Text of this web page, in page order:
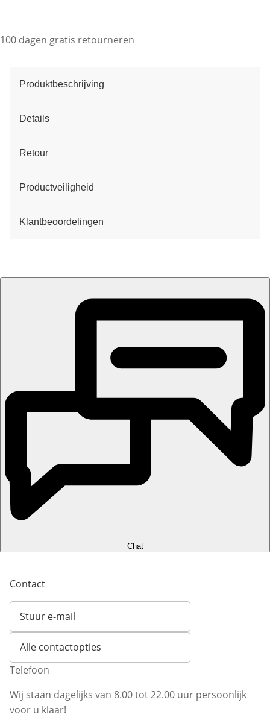
100 dagen gratis retourneren
Produktbeschrijving
Details
Retour
Productveiligheid
Klantbeoordelingen
Chat
Contact
Stuur e-mail
Opent e-mailclient
Alle contactopties
Telefoon
Wij staan dagelijks van 8.00 tot 22.00 uur persoonlijk
voor u klaar!